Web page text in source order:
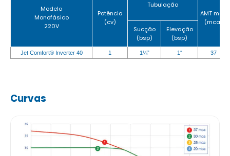
Modelo
Monofásico
220V
Potência
(cv)
Tubulação
AMT máx.
(mca)
Sucção
(bsp)
Elevação
(bsp)
Jet Comfort® Inverter 40 1 1¼” 1″ 37
Curvas